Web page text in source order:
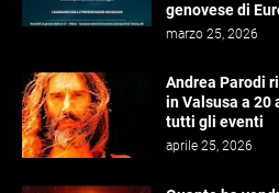
genovese di
marzo 25, 2026
Andrea Parodi
in Valsusa a 20
tutti gli eventi
aprile 25, 2026